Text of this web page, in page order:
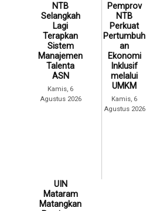
NTB
Selangkah
Lagi
Terapkan
Sistem
Manajemen
Talenta
ASN
Kamis, 6
Agustus 2026
Pemprov
NTB
Perkuat
Pertumbuh
an
Ekonomi
Inklusif
melalui
UMKM
Kamis, 6
Agustus 2026
UIN
Mataram
Matangkan